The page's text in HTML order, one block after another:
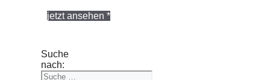
jetzt ansehen *
Suche
nach: